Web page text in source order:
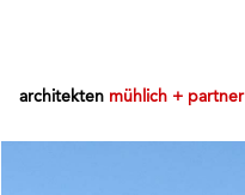
architekten mühlich + partner